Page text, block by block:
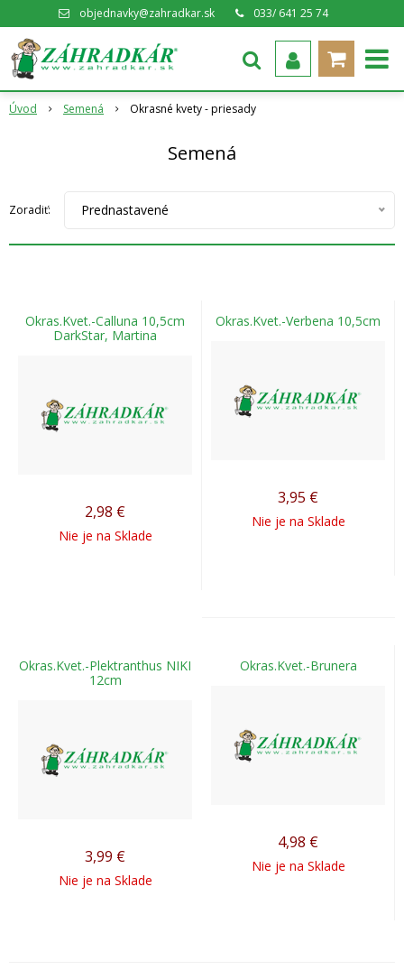
objednavky@zahradkar.sk 033/ 641 25 74
Úvod Semená Okrasné kvety - priesady
Semená
Zoradiť: Prednastavené
Okras.Kvet.-Calluna 10,5cm
DarkStar, Martina
2,98 €
Nie je na Sklade
Okras.Kvet.-Verbena 10,5cm
3,95 €
Nie je na Sklade
Okras.Kvet.-Plektranthus NIKI
12cm
3,99 €
Nie je na Sklade
Okras.Kvet.-Brunera
4,98 €
Nie je na Sklade